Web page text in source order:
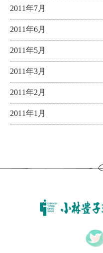
2011年7月
2011年6月
2011年5月
2011年3月
2011年2月
2011年1月